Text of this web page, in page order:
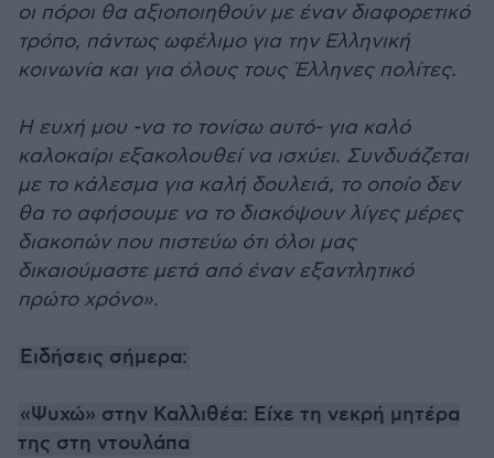
οι πόροι θα αξιοποιηθούν με έναν διαφορετικό
τρόπο, πάντως ωφέλιμο για την Ελληνική
κοινωνία και για όλους τους Έλληνες πολίτες.
Η ευχή μου -να το τονίσω αυτό- για καλό
καλοκαίρι εξακολουθεί να ισχύει. Συνδυάζεται
με το κάλεσμα για καλή δουλειά, το οποίο δεν
θα το αφήσουμε να το διακόψουν λίγες μέρες
διακοπών που πιστεύω ότι όλοι μας
δικαιούμαστε μετά από έναν εξαντλητικό
πρώτο χρόνο».
Ειδήσεις σήμερα:
«Ψυχώ» στην Καλλιθέα: Είχε τη νεκρή μητέρα
της στη ντουλάπα